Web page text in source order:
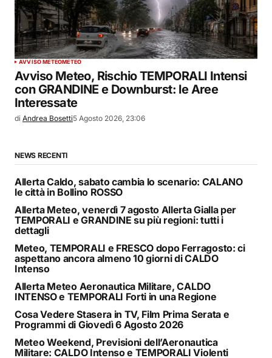
AVVISO METEOMETEO
Avviso Meteo, Rischio TEMPORALI Intensi
con GRANDINE e Downburst: le Aree
Interessate
di Andrea Bosetti5 Agosto 2026, 23:06
NEWS RECENTI
Allerta Caldo, sabato cambia lo scenario: CALANO
le città in Bollino ROSSO
Allerta Meteo, venerdì 7 agosto Allerta Gialla per
TEMPORALI e GRANDINE su più regioni: tutti i
dettagli
Meteo, TEMPORALI e FRESCO dopo Ferragosto: ci
aspettano ancora almeno 10 giorni di CALDO
Intenso
Allerta Meteo Aeronautica Militare, CALDO
INTENSO e TEMPORALI Forti in una Regione
Cosa Vedere Stasera in TV, Film Prima Serata e
Programmi di Giovedì 6 Agosto 2026
Meteo Weekend, Previsioni dell’Aeronautica
Militare: CALDO Intenso e TEMPORALI Violenti